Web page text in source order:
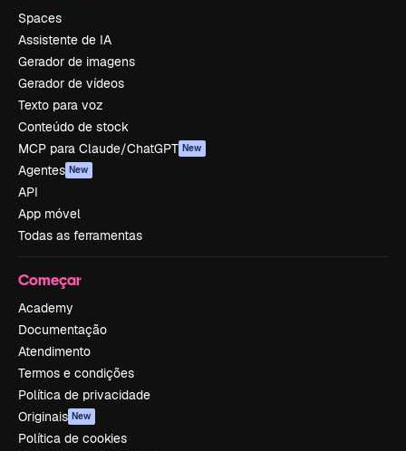
Spaces
Assistente de IA
Gerador de imagens
Gerador de vídeos
Texto para voz
Conteúdo de stock
MCP para Claude/ChatGPT New
Agentes New
API
App móvel
Todas as ferramentas
Começar
Academy
Documentação
Atendimento
Termos e condições
Política de privacidade
Originais New
Política de cookies